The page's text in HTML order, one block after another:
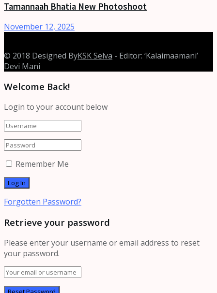
Tamannaah Bhatia New Photoshoot
November 12, 2025
© 2018 Designed ByKSK Selva - Editor: ‘Kalaimaamani’
Devi Mani
Welcome Back!
Login to your account below
Remember Me
Forgotten Password?
Retrieve your password
Please enter your username or email address to reset
your password.